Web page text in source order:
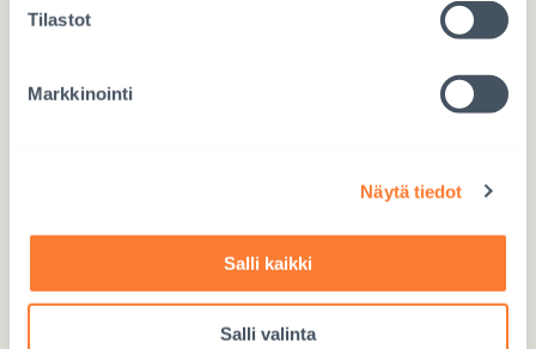
Tilastot
Markkinointi
Näytä tiedot
Salli kaikki
Salli valinta
Kansainvälinen adoptio
Kehitysyhteistyö